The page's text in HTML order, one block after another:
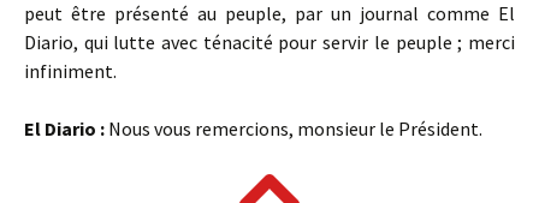
peut être présenté au peuple, par un journal comme El
Diario, qui lutte avec ténacité pour servir le peuple ; merci
infiniment.
El Diario : Nous vous remercions, monsieur le Président.